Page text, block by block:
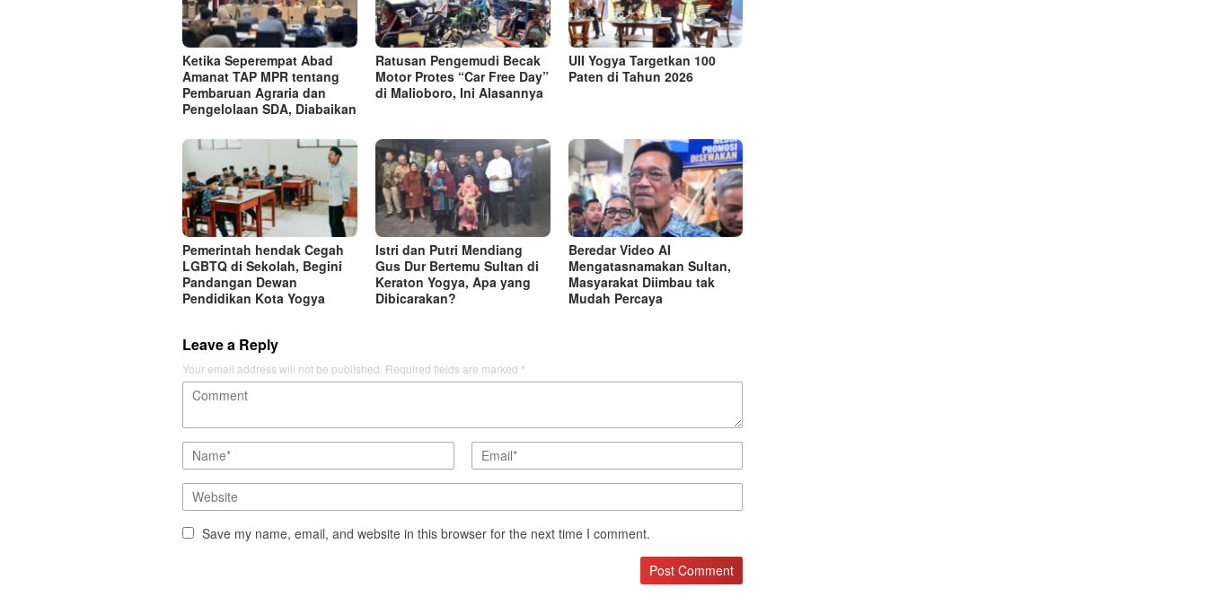
Ketika Seperempat Abad
Amanat TAP MPR tentang
Pembaruan Agraria dan
Pengelolaan SDA, Diabaikan
Ratusan Pengemudi Becak
Motor Protes “Car Free Day”
di Malioboro, Ini Alasannya
UII Yogya Targetkan 100
Paten di Tahun 2026
Pemerintah hendak Cegah
LGBTQ di Sekolah, Begini
Pandangan Dewan
Pendidikan Kota Yogya
Istri dan Putri Mendiang
Gus Dur Bertemu Sultan di
Keraton Yogya, Apa yang
Dibicarakan?
Beredar Video AI
Mengatasnamakan Sultan,
Masyarakat Diimbau tak
Mudah Percaya
Leave a Reply
Your email address will not be published. Required fields are marked *
Save my name, email, and website in this browser for the next time I comment.